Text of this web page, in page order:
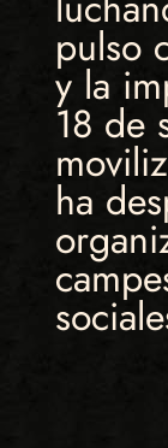
pulso
y la
18 de
ha